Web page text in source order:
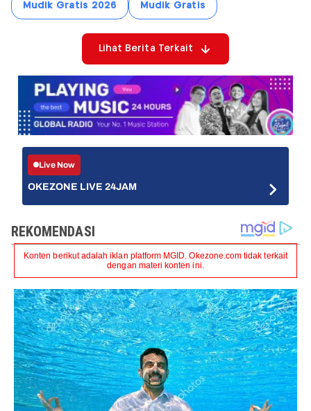
Mudik Gratis 2026 Mudik Gratis
Lihat Berita Terkait
Live Now
OKEZONE LIVE 24JAM